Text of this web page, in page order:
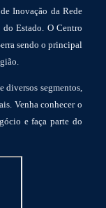
Inovação da Rede
Estado. O Centro
sendo o principal
diversos segmentos,
Venha conhecer o
e faça parte do